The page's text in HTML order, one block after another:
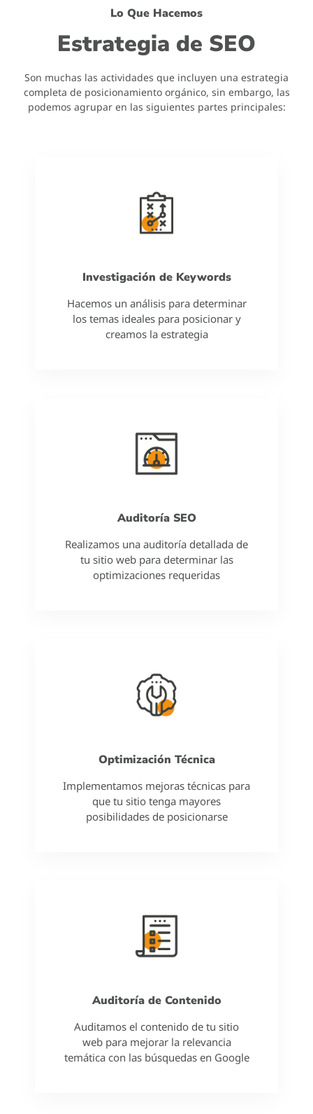
Lo Que Hacemos
Estrategia de SEO
Son muchas las actividades que incluyen una estrategia
completa de posicionamiento orgánico, sin embargo, las
podemos agrupar en las siguientes partes principales:
Investigación de Keywords
Hacemos un análisis para determinar
los temas ideales para posicionar y
creamos la estrategia
Auditoría SEO
Realizamos una auditoría detallada de
tu sitio web para determinar las
optimizaciones requeridas
Optimización Técnica
Implementamos mejoras técnicas para
que tu sitio tenga mayores
posibilidades de posicionarse
Auditoría de Contenido
Auditamos el contenido de tu sitio
web para mejorar la relevancia
temática con las búsquedas en Google